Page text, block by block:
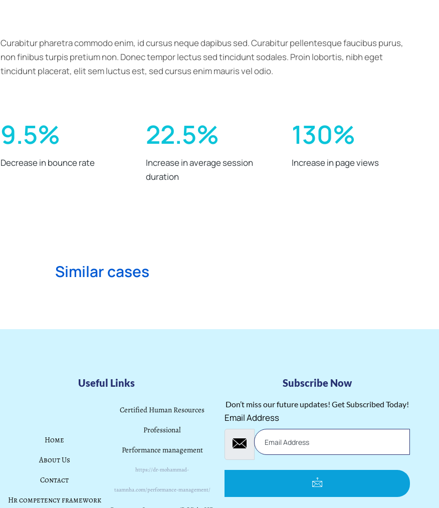
Curabitur pharetra commodo enim, id cursus neque dapibus sed. Curabitur pellentesque faucibus purus,
non finibus turpis pretium non. Donec tempor lectus sed tincidunt sodales. Proin lobortis, nibh eget
tincidunt placerat, elit sem luctus est, sed cursus enim mauris vel odio.
9.5%
Decrease in bounce rate
22.5%
Increase in average session
duration
130%
Increase in page views
Similar cases
Useful Links
Home
About Us
Contact
Hr competency framework
Certified Human Resources
Professional
Performance management
https://dr-mohammad-
taamnha.com/performance-management/
Subscribe Now
Don’t miss our future updates! Get Subscribed Today!
Email Address